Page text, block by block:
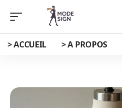
> ACCUEIL > A PROPOS